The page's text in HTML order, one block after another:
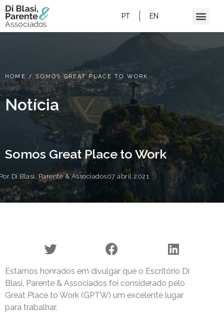
PT EN
HOME /SOMOS GREAT PLACE TO WORK
Notícia
Somos Great Place to Work
Di Blasi, Parente & Associados07 abril 2021
Estamos honrados em divulgar que o Escritório Di
Blasi, Parente & Associados foi considerado pelo
Great Place to Work (GPTW) um excelente lugar
para trabalhar.